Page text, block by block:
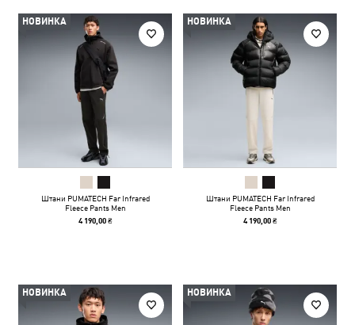
НОВИНКА
Штани PUMATECH Far Infrared
Fleece Pants Men
4 190,00 ₴
НОВИНКА
Штани PUMATECH Far Infrared
Fleece Pants Men
4 190,00 ₴
НОВИНКА НОВИНКА